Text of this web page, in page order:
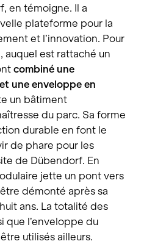
en témoigne. Il a
plateforme pour la
et l’innovation. Pour
auquel est rattaché un
combiné une
une enveloppe en
un bâtiment
du parc. Sa forme
durable en font le
de phare pour les
de Dübendorf. En
jette un pont vers
démonté après sa
ans. La totalité des
que l’enveloppe du
utilisés ailleurs.